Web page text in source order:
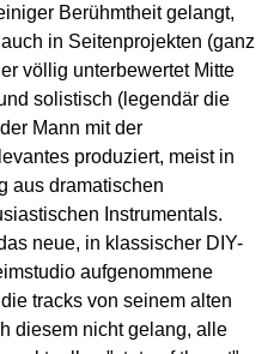
Berühmtheit gelangt,
in Seitenprojekten (ganz
völlig unterbewertet Mitte
solistisch (legendär die
Mann mit der
produziert, meist in
aus dramatischen
Instrumentals.
neue, in klassischer DIY-
aufgenommene
tracks von seinem alten
diesem nicht gelang, alle